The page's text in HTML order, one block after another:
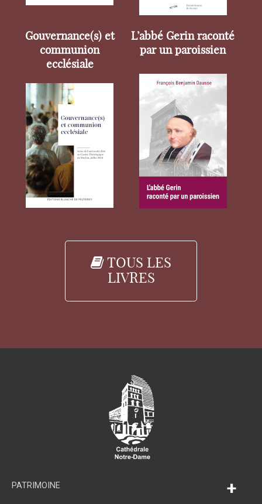
Gouvernance(s) et
communion
ecclésiale
L’abbé Gerin raconté
par un paroissien
TOUS LES
LIVRES
PATRIMOINE +